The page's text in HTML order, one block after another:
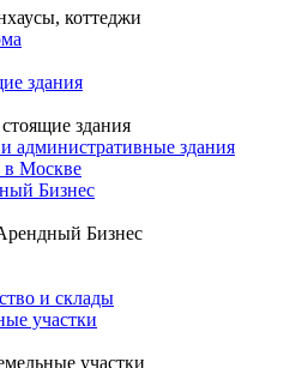
коттеджи
здания
здания
административные здания
в Москве
Бизнес
Бизнес
и склады
участки
участки